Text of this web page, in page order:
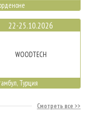
22-25.10.2026
WOODTECH
Турция
Смотреть все